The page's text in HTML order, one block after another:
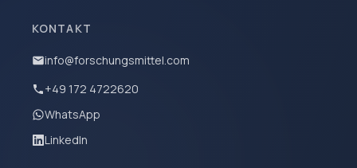
KONTAKT
info@forschungsmittel.com
+49 172 4722620
WhatsApp
LinkedIn